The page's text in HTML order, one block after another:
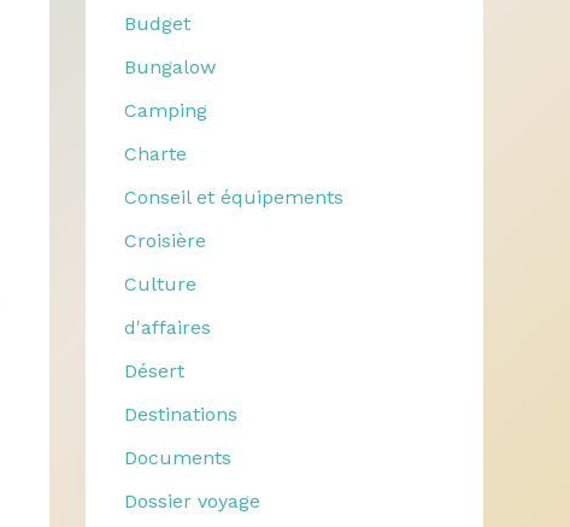
Budget
Bungalow
Camping
Charte
Conseil et équipements
Croisière
Culture
d'affaires
Désert
Destinations
Documents
Dossier voyage